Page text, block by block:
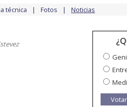
técnica Fotos Noticias
Votar